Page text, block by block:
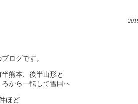
ログです。
熊本、後半山形と
ろから一転して雪国へ
ほど